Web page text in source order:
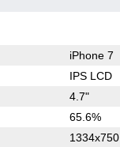
iPhone 7
IPS LCD
4.7"
65.6%
1334x750